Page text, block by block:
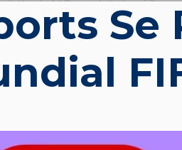
Se